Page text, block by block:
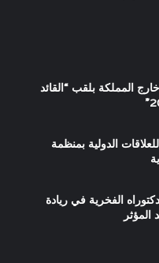
المملكة بلقب “القائد
الدولية بمنظمة
الفخرية في ريادة
المؤثر